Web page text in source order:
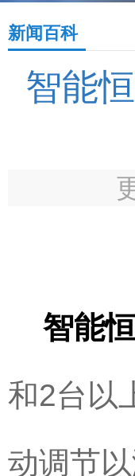
新闻百科
智能
智能
和2台以
动调节